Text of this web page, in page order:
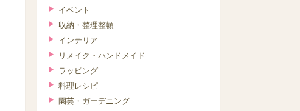
イベント
収納・整理整頓
インテリア
リメイク・ハンドメイド
ラッピング
料理レシピ
園芸・ガーデニング